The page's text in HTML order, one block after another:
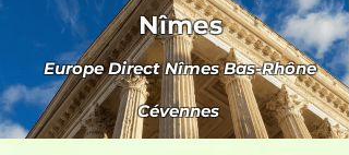
Nîmes
Europe Direct Nîmes Bas-Rhône
Cévennes
à l'affiche